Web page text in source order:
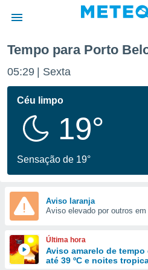
da
foi
fornecidas
a este
das
e
forma
digital
Tempo para Porto
05:29 Sexta
Céu limpo
19°
Sensação de 19°
Aviso laranja
Aviso elevado por outros
Última hora
Aviso amarelo de
até 39 ºC e noites